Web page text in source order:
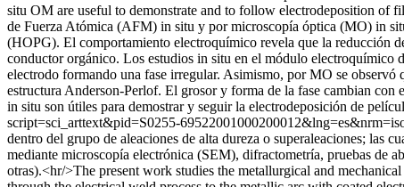
situ OM are useful to demonstrate and to follow electrodeposition of
de Fuerza Atómica (AFM) in situ y por microscopía óptica (MO) in
(HOPG). El comportamiento electroquímico revela que la reducción
conductor orgánico. Los estudios in situ en el módulo
electrodo formando una fase irregular. Asimismo, por MO se observó
estructura Anderson-Perlof. El grosor y forma de la fase cambian
in situ son útiles para demostrar y seguir la electrodeposición de
script=sci_arttext&pid=S0255-
dentro del grupo de aleaciones de alta dureza o superaleaciones; las
mediante microscopía electrónica (SEM), difractometría, pruebas de
otras).<hr/>The present work studies the metallurgical and